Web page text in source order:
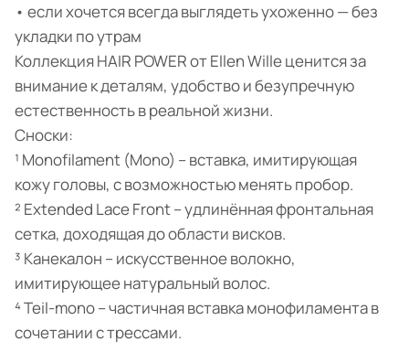
• если хочется всегда выглядеть ухоженно — без
укладки по утрам
Коллекция HAIR POWER от Ellen Wille ценится за
внимание к деталям, удобство и безупречную
естественность в реальной жизни.
Сноски:
¹ Monofilament (Mono) – вставка, имитирующая
кожу головы, с возможностью менять пробор.
² Extended Lace Front – удлинённая фронтальная
сетка, доходящая до области висков.
³ Канекалон – искусственное волокно,
имитирующее натуральный волос.
⁴ Teil-mono – частичная вставка монофиламента в
сочетании с трессами.